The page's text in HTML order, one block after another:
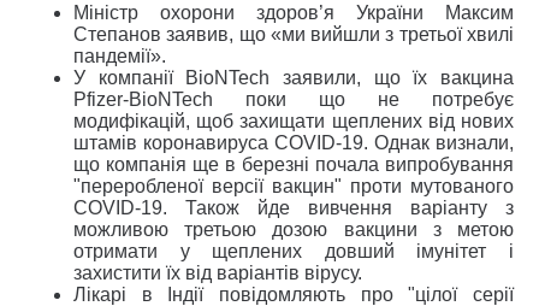
Міністр охорони здоров’я України Максим
Степанов заявив, що «ми вийшли з третьої хвилі
пандемії».
У компанії BioNTech заявили, що їх вакцина
Pfizer-BioNTech поки що не потребує
модифікацій, щоб захищати щеплених від нових
штамів коронавируса COVID-19. Однак визнали,
що компанія ще в березні почала випробування
"переробленої версії вакцин" проти мутованого
COVID-19. Також йде вивчення варіанту з
можливою третьою дозою вакцини з метою
отримати у щеплених довший імунітет і
захистити їх від варіантів вірусу.
Лікарі в Індії повідомляють про "цілої серії